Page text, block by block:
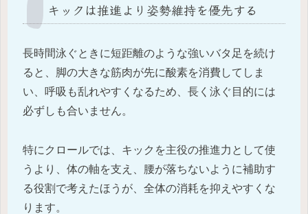
キックは推進より姿勢維持を優先する
長時間泳ぐときに短距離のような強いバタ足を続け
ると、脚の大きな筋肉が先に酸素を消費してしま
い、呼吸も乱れやすくなるため、長く泳ぐ目的には
必ずしも合いません。
特にクロールでは、キックを主役の推進力として使
うより、体の軸を支え、腰が落ちないように補助す
る役割で考えたほうが、全体の消耗を抑えやすくな
ります。